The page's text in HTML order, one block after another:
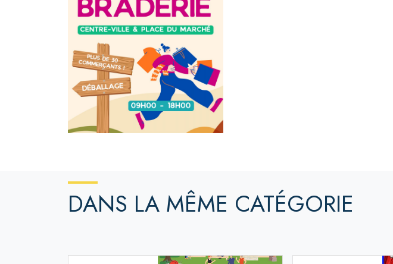
DANS LA MÊME CATÉGORIE